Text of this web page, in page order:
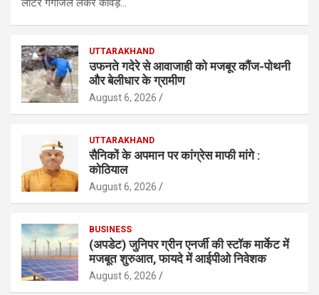
UTTARAKHAND
उफनते गदेरे से आवाजाही को मजबूर कौंज-पोथनी
और बेलीधार के ग्रामीण
August 6, 2026
UTTARAKHAND
सैनिकों के अपमान पर कांग्रेस माफी मांगे :
कोठियाल
August 6, 2026
BUSINESS
(अपडेट) जुनिपर ग्रीन एनर्जी की स्टॉक मार्केट में
मजबूत शुरुआत, फायदे में आईपीओ निवेशक
August 6, 2026